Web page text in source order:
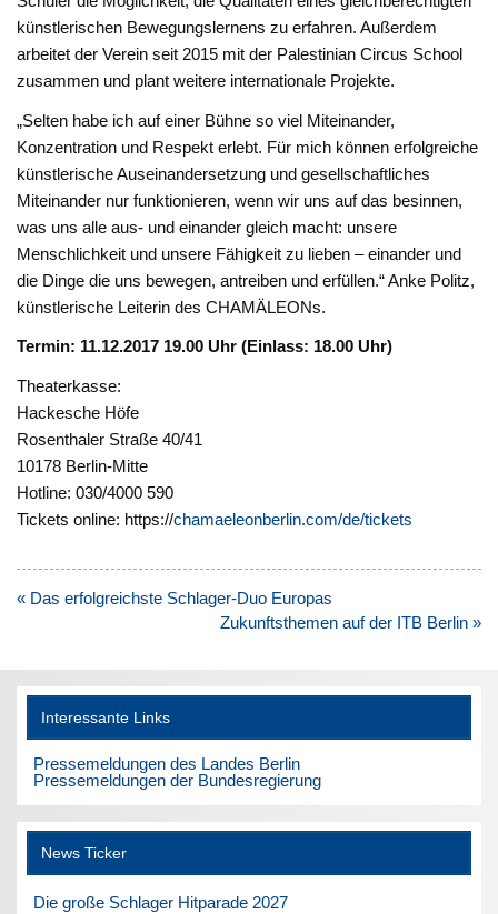
künstlerischen Bewegungslernens zu erfahren. Außerdem
arbeitet der Verein seit 2015 mit der Palestinian Circus School
zusammen und plant weitere internationale Projekte.
„Selten habe ich auf einer Bühne so viel Miteinander,
Konzentration und Respekt erlebt. Für mich können erfolgreiche
künstlerische Auseinandersetzung und gesellschaftliches
Miteinander nur funktionieren, wenn wir uns auf das besinnen,
was uns alle aus- und einander gleich macht: unsere
Menschlichkeit und unsere Fähigkeit zu lieben – einander und
die Dinge die uns bewegen, antreiben und erfüllen.“ Anke Politz,
künstlerische Leiterin des CHAMÄLEONs.
Termin: 11.12.2017 19.00 Uhr (Einlass: 18.00 Uhr)
Theaterkasse:
Hackesche Höfe
Rosenthaler Straße 40/41
10178 Berlin-Mitte
Hotline: 030/4000 590
Tickets online: https://chamaeleonberlin.com/de/tickets
Beitragsnavigation
« Das erfolgreichste Schlager-Duo Europas
Zukunftsthemen auf der ITB Berlin »
Interessante Links
Pressemeldungen des Landes Berlin
Pressemeldungen der Bundesregierung
News Ticker
Die große Schlager Hitparade 2027